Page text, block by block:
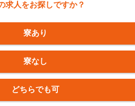
求人をお探しですか？
寮あり
寮なし
どちらでも可